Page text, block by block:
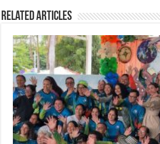
Related Articles